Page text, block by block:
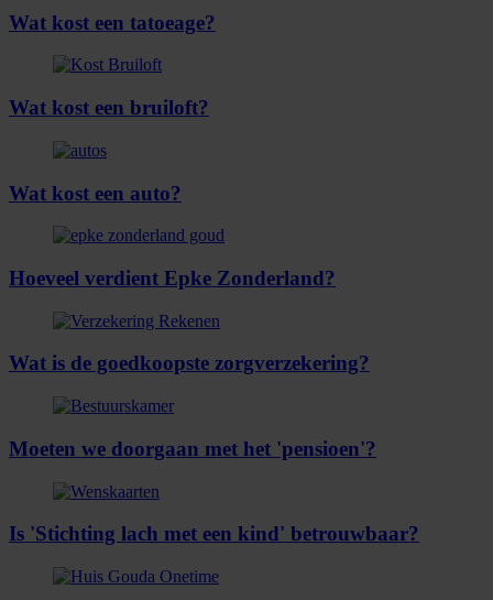
Wat kost een tatoeage?
Wat kost een bruiloft?
Wat kost een auto?
Hoeveel verdient Epke Zonderland?
Wat is de goedkoopste zorgverzekering?
Moeten we doorgaan met het 'pensioen'?
Is 'Stichting lach met een kind' betrouwbaar?